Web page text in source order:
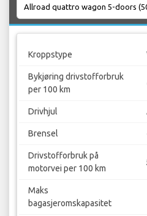
Kroppstype
Bykjøring drivstofforbruk
per 100 km
Drivhjul
Brensel
Drivstofforbruk på
motorvei per 100 km
Maks
bagasjeromskapasitet